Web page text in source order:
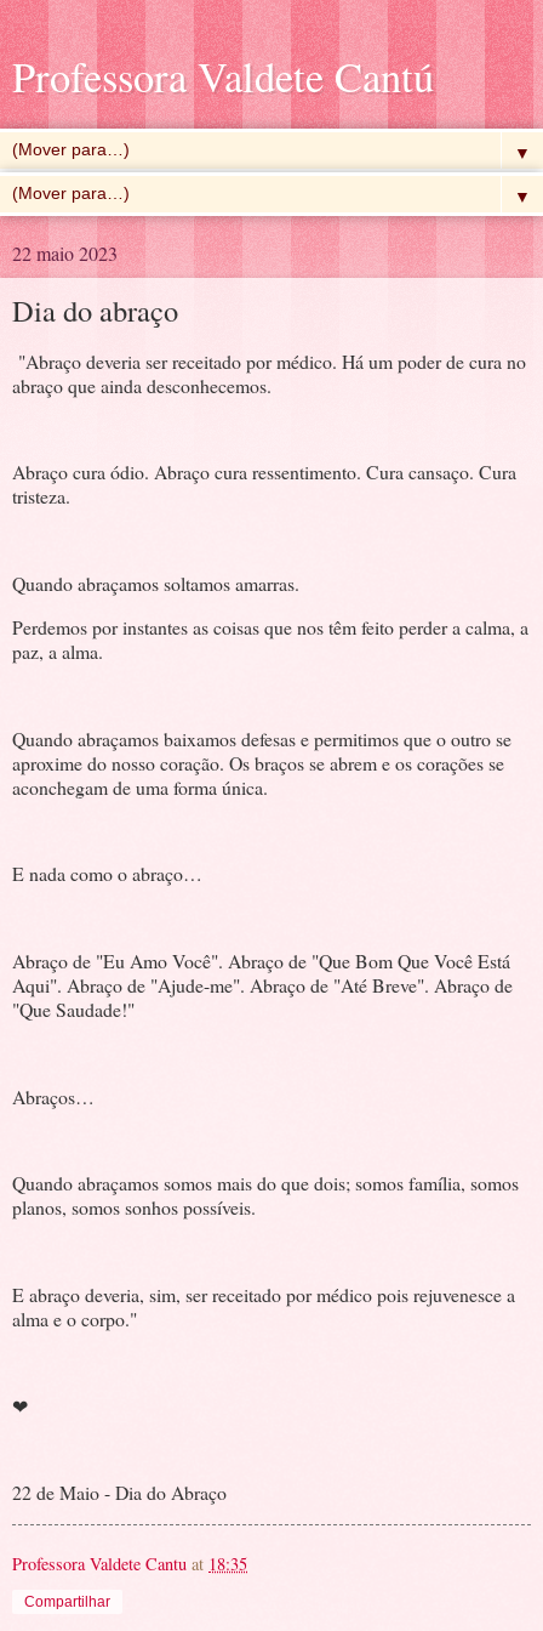
Professora Valdete Cantú
▼
▼
22 maio 2023
Dia do abraço
"Abraço deveria ser receitado por médico. Há um poder de cura no
abraço que ainda desconhecemos.
Abraço cura ódio. Abraço cura ressentimento. Cura cansaço. Cura
tristeza.
Quando abraçamos soltamos amarras.
Perdemos por instantes as coisas que nos têm feito perder a calma, a
paz, a alma.
Quando abraçamos baixamos defesas e permitimos que o outro se
aproxime do nosso coração. Os braços se abrem e os corações se
aconchegam de uma forma única.
E nada como o abraço…
Abraço de "Eu Amo Você". Abraço de "Que Bom Que Você Está
Aqui". Abraço de "Ajude-me". Abraço de "Até Breve". Abraço de
"Que Saudade!"
Abraços…
Quando abraçamos somos mais do que dois; somos família, somos
planos, somos sonhos possíveis.
E abraço deveria, sim, ser receitado por médico pois rejuvenesce a
alma e o corpo."
❤
22 de Maio - Dia do Abraço
Professora Valdete Cantu at 18:35
Compartilhar